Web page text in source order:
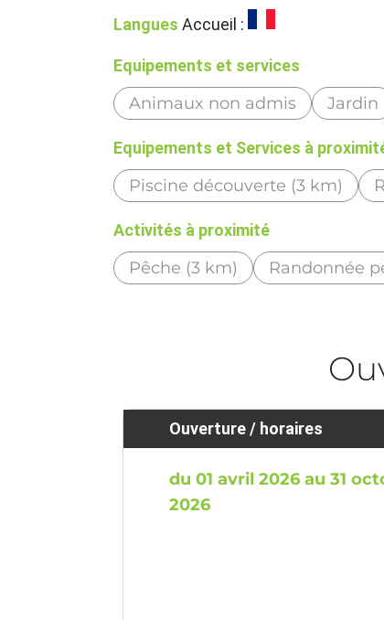
Langues Accueil :
Equipements et services
Animaux non admis Jardin
Equipements et Services à
Piscine découverte (3 km)
Activités à proximité
Pêche (3 km) Randonnée
Ouverture / horaires
du 01 avril 2026 au 31
2026